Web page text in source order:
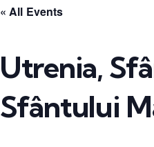
« All Events
Utrenia,
Sfântului